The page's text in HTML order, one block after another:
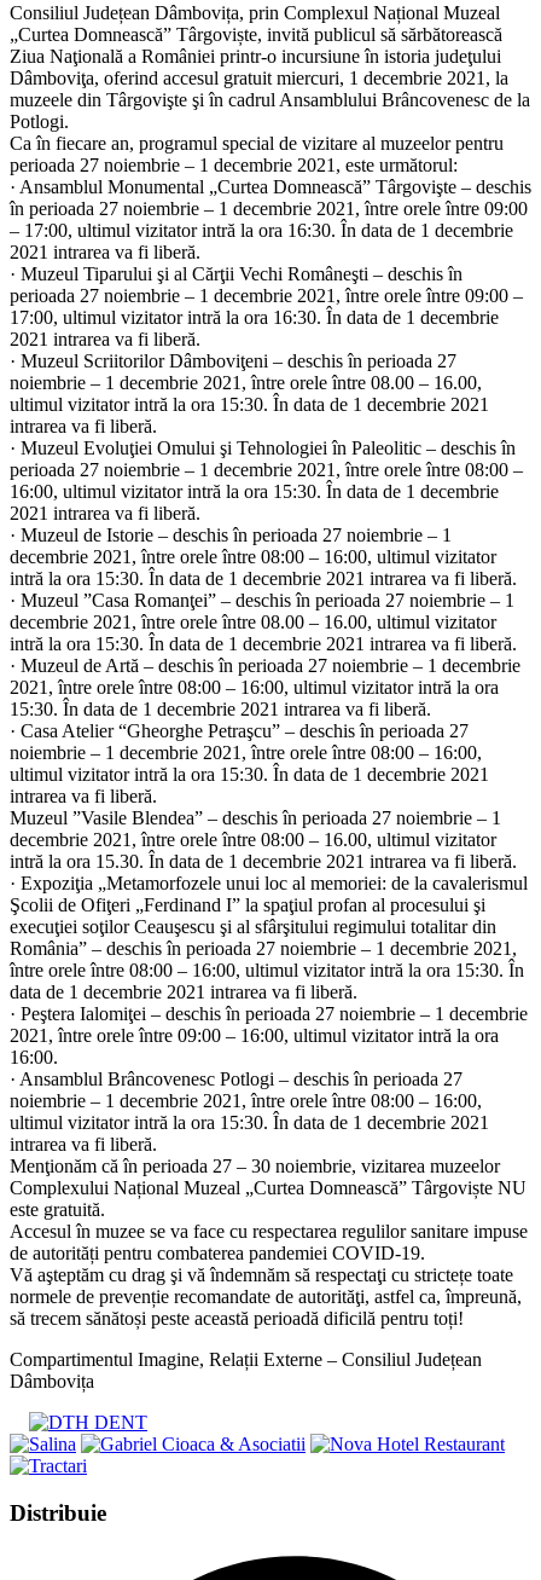
Consiliul Județean Dâmbovița, prin Complexul Național Muzeal
„Curtea Domnească” Târgoviște, invită publicul să sărbătorească
Ziua Naţională a României printr-o incursiune în istoria judeţului
Dâmboviţa, oferind accesul gratuit miercuri, 1 decembrie 2021, la
muzeele din Târgovişte şi în cadrul Ansamblului Brâncovenesc de la
Potlogi.
Ca în fiecare an, programul special de vizitare al muzeelor pentru
perioada 27 noiembrie – 1 decembrie 2021, este următorul:
· Ansamblul Monumental „Curtea Domnească” Târgovişte – deschis
în perioada 27 noiembrie – 1 decembrie 2021, între orele între 09:00
– 17:00, ultimul vizitator intră la ora 16:30. În data de 1 decembrie
2021 intrarea va fi liberă.
· Muzeul Tiparului şi al Cărţii Vechi Româneşti – deschis în
perioada 27 noiembrie – 1 decembrie 2021, între orele între 09:00 –
17:00, ultimul vizitator intră la ora 16:30. În data de 1 decembrie
2021 intrarea va fi liberă.
· Muzeul Scriitorilor Dâmboviţeni – deschis în perioada 27
noiembrie – 1 decembrie 2021, între orele între 08.00 – 16.00,
ultimul vizitator intră la ora 15:30. În data de 1 decembrie 2021
intrarea va fi liberă.
· Muzeul Evoluţiei Omului şi Tehnologiei în Paleolitic – deschis în
perioada 27 noiembrie – 1 decembrie 2021, între orele între 08:00 –
16:00, ultimul vizitator intră la ora 15:30. În data de 1 decembrie
2021 intrarea va fi liberă.
· Muzeul de Istorie – deschis în perioada 27 noiembrie – 1
decembrie 2021, între orele între 08:00 – 16:00, ultimul vizitator
intră la ora 15:30. În data de 1 decembrie 2021 intrarea va fi liberă.
· Muzeul ”Casa Romanţei” – deschis în perioada 27 noiembrie – 1
decembrie 2021, între orele între 08.00 – 16.00, ultimul vizitator
intră la ora 15:30. În data de 1 decembrie 2021 intrarea va fi liberă.
· Muzeul de Artă – deschis în perioada 27 noiembrie – 1 decembrie
2021, între orele între 08:00 – 16:00, ultimul vizitator intră la ora
15:30. În data de 1 decembrie 2021 intrarea va fi liberă.
· Casa Atelier “Gheorghe Petraşcu” – deschis în perioada 27
noiembrie – 1 decembrie 2021, între orele între 08:00 – 16:00,
ultimul vizitator intră la ora 15:30. În data de 1 decembrie 2021
intrarea va fi liberă.
Muzeul ”Vasile Blendea” – deschis în perioada 27 noiembrie – 1
decembrie 2021, între orele între 08:00 – 16.00, ultimul vizitator
intră la ora 15.30. În data de 1 decembrie 2021 intrarea va fi liberă.
· Expoziţia „Metamorfozele unui loc al memoriei: de la cavalerismul
Şcolii de Ofiţeri „Ferdinand I” la spaţiul profan al procesului şi
execuţiei soţilor Ceauşescu şi al sfârşitului regimului totalitar din
România” – deschis în perioada 27 noiembrie – 1 decembrie 2021,
între orele între 08:00 – 16:00, ultimul vizitator intră la ora 15:30. În
data de 1 decembrie 2021 intrarea va fi liberă.
· Peştera Ialomiţei – deschis în perioada 27 noiembrie – 1 decembrie
2021, între orele între 09:00 – 16:00, ultimul vizitator intră la ora
16:00.
· Ansamblul Brâncovenesc Potlogi – deschis în perioada 27
noiembrie – 1 decembrie 2021, între orele între 08:00 – 16:00,
ultimul vizitator intră la ora 15:30. În data de 1 decembrie 2021
intrarea va fi liberă.
Menţionăm că în perioada 27 – 30 noiembrie, vizitarea muzeelor
Complexului Național Muzeal „Curtea Domnească” Târgoviște NU
este gratuită.
Accesul în muzee se va face cu respectarea regulilor sanitare impuse
de autorități pentru combaterea pandemiei COVID-19.
Vă aşteptăm cu drag şi vă îndemnăm să respectaţi cu strictețe toate
normele de prevenție recomandate de autorităţi, astfel ca, împreună,
să trecem sănătoși peste această perioadă dificilă pentru toți!
Compartimentul Imagine, Relații Externe – Consiliul Județean
Dâmbovița
DistribuieShare